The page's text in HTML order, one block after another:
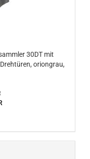
30DT mit
oriongrau,